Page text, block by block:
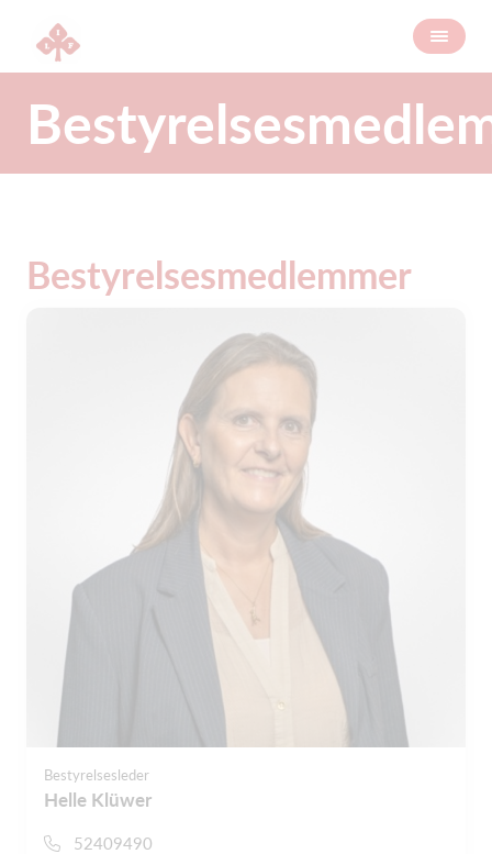
Bestyrelsesmedlemmer
Bestyrelsesleder
Helle Klüwer
52409490